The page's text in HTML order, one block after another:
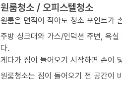
원룸청소 / 오피스텔청소
원룸은 면적이 작아도 청소 포인트가
주방 싱크대와 가스/인덕션 주변, 욕
다.
게다가 짐이 들어오기 시작하면 손이
원룸청소는 짐이 들어오기 전 공간이